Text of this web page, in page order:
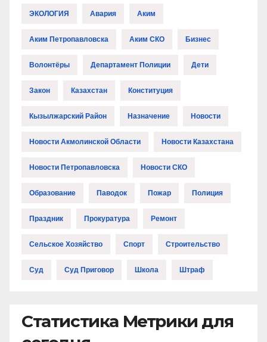
ЭКОЛОГИЯ Авария Аким
Аким Петропавловска Аким СКО Бизнес
Волонтёры Департамент Полиции Дети
Закон Казахстан Конституция
Кызылжарский Район Назначение Новости
Новости Акмолинской Области Новости Казахстана
Новости Петропавловска Новости СКО
Образование Паводок Пожар Полиция
Праздник Прокуратура Ремонт
Сельское Хозяйство Спорт Строительство
Суд Суд Приговор Школа Штраф
Статистика Метрики для